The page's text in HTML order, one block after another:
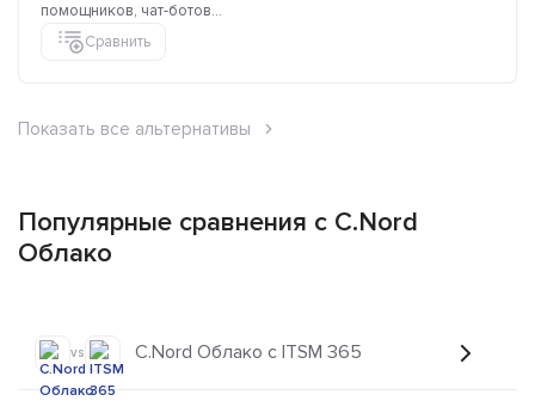
помощников, чат-ботов...
Сравнить
Показать все альтернативы
Популярные сравнения с C.Nord
Облако
vs C.Nord Облако с ITSM 365